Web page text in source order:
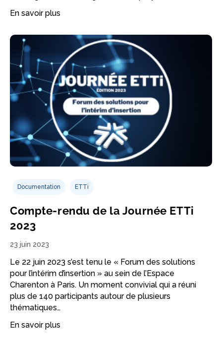
En savoir plus
Documentation ETTi
Compte-rendu de la Journée ETTi
2023
23 juin 2023
Le 22 juin 2023 s’est tenu le « Forum des solutions
pour l’intérim d’insertion » au sein de l’Espace
Charenton à Paris. Un moment convivial qui a réuni
plus de 140 participants autour de plusieurs
thématiques…
En savoir plus